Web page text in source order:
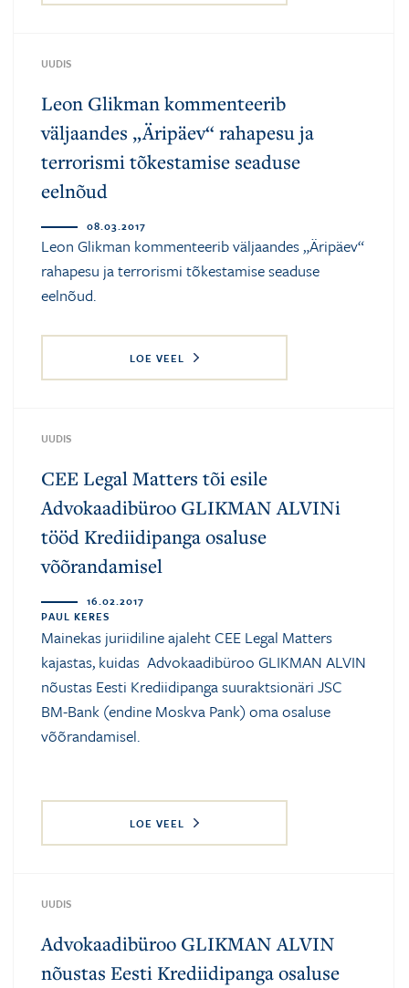
UUDIS
Leon Glikman kommenteerib
väljaandes „Äripäev“ rahapesu ja
terrorismi tõkestamise seaduse
eelnõud
08.03.2017
Leon Glikman kommenteerib väljaandes „Äripäev“
rahapesu ja terrorismi tõkestamise seaduse
eelnõud.
LOE VEEL
UUDIS
CEE Legal Matters tõi esile
Advokaadibüroo GLIKMAN ALVINi
tööd Krediidipanga osaluse
võõrandamisel
16.02.2017
PAUL KERES
Mainekas juriidiline ajaleht CEE Legal Matters
kajastas, kuidas Advokaadibüroo GLIKMAN ALVIN
nõustas Eesti Krediidipanga suuraktsionäri JSC
BM-Bank (endine Moskva Pank) oma osaluse
võõrandamisel.
LOE VEEL
UUDIS
Advokaadibüroo GLIKMAN ALVIN
nõustas Eesti Krediidipanga osaluse